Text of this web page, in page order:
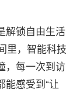
锁自由生活
里，智能科技
，每一次到访
感受到“让